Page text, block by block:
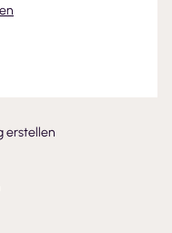
erstellen